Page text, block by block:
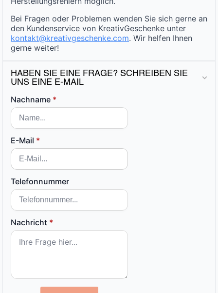
Bei Fragen oder Problemen wenden Sie sich gerne an
den Kundenservice von KreativGeschenke unter
kontakt@kreativgeschenke.com. Wir helfen Ihnen
gerne weiter!
HABEN SIE EINE FRAGE? SCHREIBEN SIE
UNS EINE E-MAIL
Nachname *
E-Mail *
Telefonnummer
Nachricht *